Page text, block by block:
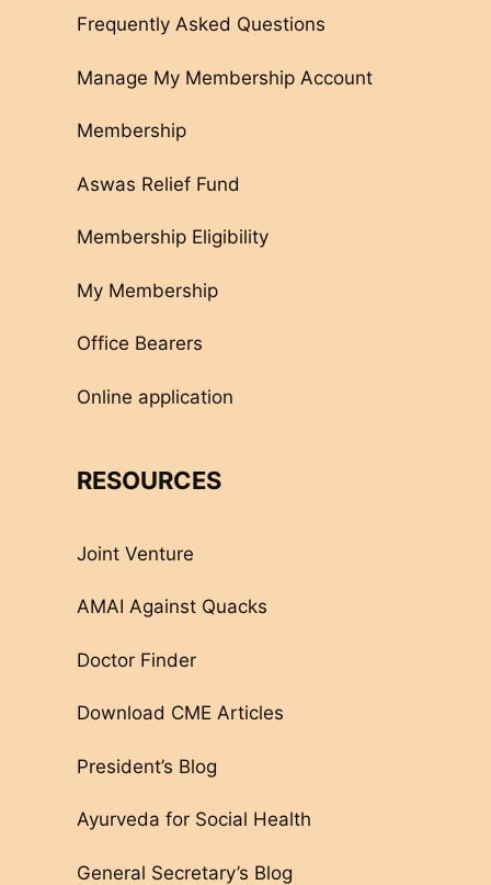
Frequently Asked Questions
Manage My Membership Account
Membership
Aswas Relief Fund
Membership Eligibility
My Membership
Office Bearers
Online application
RESOURCES
Joint Venture
AMAI Against Quacks
Doctor Finder
Download CME Articles
President’s Blog
Ayurveda for Social Health
General Secretary’s Blog